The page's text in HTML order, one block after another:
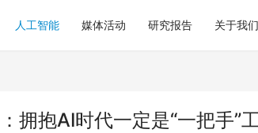
人工智能 媒体活动 研究报告 关于我们
拥抱AI时代一定是“一把手”